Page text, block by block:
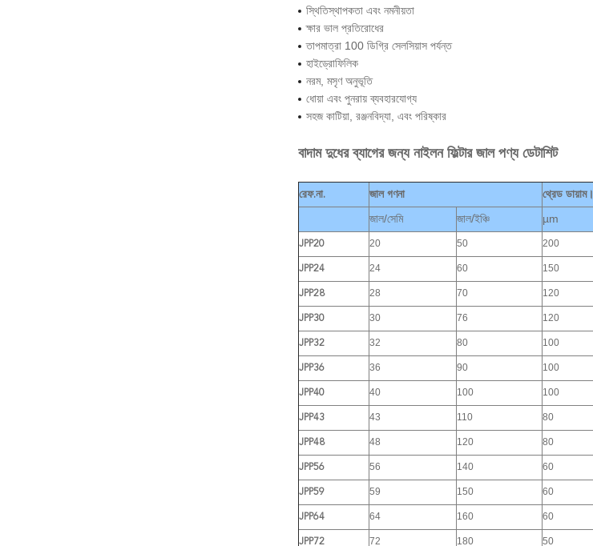
স্থিতিস্থাপকতা এবং নমনীয়তা
ক্ষার ভাল প্রতিরোধের
তাপমাত্রা 100 ডিগ্রি সেলসিয়াস পর্যন্ত
হাইড্রোফিলিক
নরম, মসৃণ অনুভূতি
ধোয়া এবং পুনরায় ব্যবহারযোগ্য
সহজ কাটিয়া, রঞ্জনবিদ্যা, এবং পরিষ্কার
বাদাম দুধের ব্যাগের জন্য নাইলন ফিল্টার জাল পণ্য ডেটাশিট
রেফ.না. জাল গণনা থ্রেড ডায়াম।
জাল/সেমি জাল/ইঞ্চি µm
JPP20 20 50 200
JPP24 24 60 150
JPP28 28 70 120
JPP30 30 76 120
JPP32 32 80 100
JPP36 36 90 100
JPP40 40 100 100
JPP43 43 110 80
JPP48 48 120 80
JPP56 56 140 60
JPP59 59 150 60
JPP64 64 160 60
JPP72 72 180 50